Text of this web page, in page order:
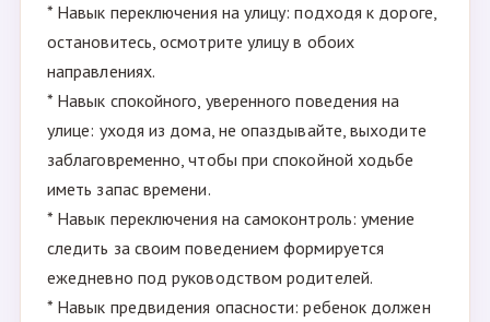
* Навык переключения на улицу: подходя к дороге,
остановитесь, осмотрите улицу в обоих
направлениях.
* Навык спокойного, уверенного поведения на
улице: уходя из дома, не опаздывайте, выходите
заблаговременно, чтобы при спокойной ходьбе
иметь запас времени.
* Навык переключения на самоконтроль: умение
следить за своим поведением формируется
ежедневно под руководством родителей.
* Навык предвидения опасности: ребенок должен